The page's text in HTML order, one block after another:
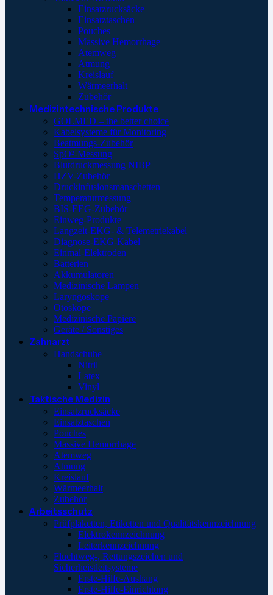
Einsatzrucksäcke
Einsatztaschen
Pouches
Massive Hemorrhage
Atemweg
Atmung
Kreislauf
Wärmeerhalt
Zubehör
Medizintechnische Produkte
GOLMED – the better choice
Kabelsysteme für Monitoring
Beatmungs-Zubehör
SpO²-Messung
Blutdruckmessung NIBP
HZV-Zubehör
Druckinfusionsmanschetten
Temperaturmessung
BIS-EEG-Zubehör
Einweg-Produkte
Langzeit-EKG- & Telemetriekabel
Diagnose-EKG-Kabel
Einmal-Elektroden
Batterien
Akkumulatoren
Medizinische Lampen
Laryngoskope
Otoskope
Medizinische Papiere
Geräte / Sonstiges
Zahnarzt
Handschuhe
Nitril
Latex
Vinyl
Taktische Medizin
Einsatzrucksäcke
Einsatztaschen
Pouches
Massive Hemorrhage
Atemweg
Atmung
Kreislauf
Wärmeerhalt
Zubehör
Arbeitsschutz
Prüfplaketten, Etiketten und Qualitätskennzeichnung
Elektrokennzeichnung
Leiterkennzeichnung
Fluchtweg-, Rettungszeichen und
Sicherheistleitsysteme
Erste-Hilfe-Aushang
Erste-Hilfe-Einrichtung